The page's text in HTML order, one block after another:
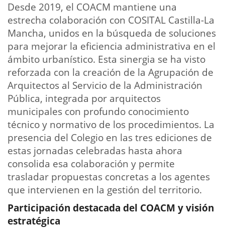
Desde 2019, el COACM mantiene una
estrecha colaboración con COSITAL Castilla-La
Mancha, unidos en la búsqueda de soluciones
para mejorar la eficiencia administrativa en el
ámbito urbanístico. Esta sinergia se ha visto
reforzada con la creación de la Agrupación de
Arquitectos al Servicio de la Administración
Pública, integrada por arquitectos
municipales con profundo conocimiento
técnico y normativo de los procedimientos. La
presencia del Colegio en las tres ediciones de
estas jornadas celebradas hasta ahora
consolida esa colaboración y permite
trasladar propuestas concretas a los agentes
que intervienen en la gestión del territorio.
Participación destacada del COACM y visión
estratégica